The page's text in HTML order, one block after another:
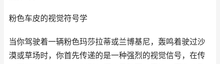
粉色车皮的视觉符号学
当你驾驶着一辆粉色玛莎拉蒂或兰博基尼，轰鸣着驶过沙
漠或草场时，你首先传递的是一种强烈的视觉信号，在传